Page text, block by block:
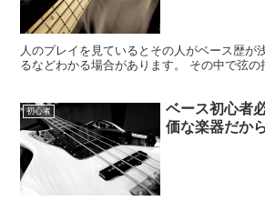
人のプレイを見ているとその人がベース歴が
るなどわかる場合があります。 その中で弦の
初心者
ベース初心者
価な楽器だか